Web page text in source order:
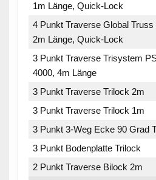
1m Länge, Quick-Lock
4 Punkt Traverse Global Truss
2m Länge, Quick-Lock
3 Punkt Traverse Trisystem
4000, 4m Länge
3 Punkt Traverse Trilock 2m
3 Punkt Traverse Trilock 1m
3 Punkt 3-Weg Ecke 90 Grad
3 Punkt Bodenplatte Trilock
2 Punkt Traverse Bilock 2m